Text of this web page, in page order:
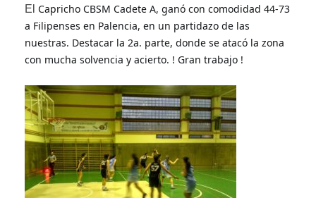
El Capricho CBSM Cadete A, ganó con comodidad 44-73
a Filipenses en Palencia, en un partidazo de las
nuestras. Destacar la 2a. parte, donde se atacó la zona
con mucha solvencia y acierto. ! Gran trabajo !